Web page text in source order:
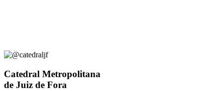
Catedral Metropolitana
de Juiz de Fora